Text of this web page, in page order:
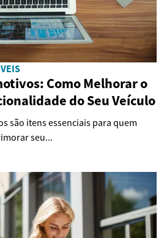
Como Melhorar o
do Seu Veículo
são itens essenciais para quem
seu...